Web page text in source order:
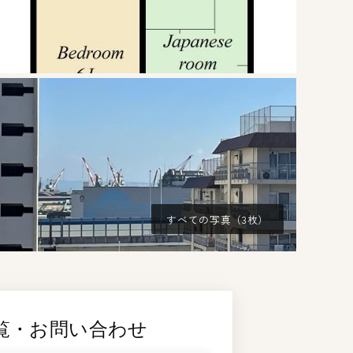
すべての写真（3枚）
・お問い合わせ